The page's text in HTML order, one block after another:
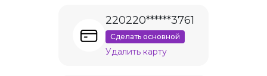
220220******3761
Сделать основной
Удалить карту